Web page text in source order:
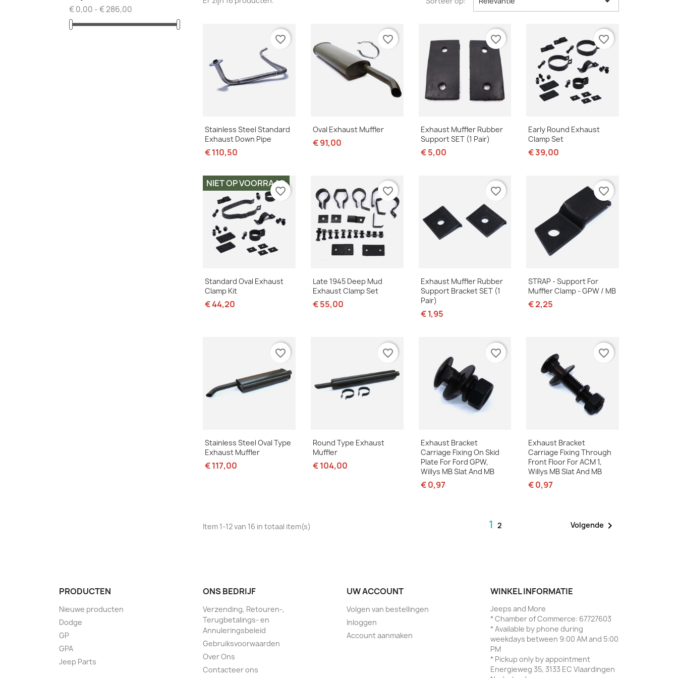
€ 0,00 - € 286,00
Snel bekijken
Stainless Steel Standard
Exhaust Down Pipe
€ 110,50
favorite_border
Snel bekijken
Oval Exhaust Muffler
€ 91,00
favorite_border
Snel bekijken
Exhaust Muffler Rubber
Support SET (1 Pair)
€ 5,00
favorite_border
Snel bekijken
Early Round Exhaust
Clamp Set
€ 39,00
favorite_border
Snel bekijken
Standard Oval Exhaust
Clamp Kit
€ 44,20
NIET OP VOORRAAD
favorite_border
Snel bekijken
Late 1945 Deep Mud
Exhaust Clamp Set
€ 55,00
favorite_border
Snel bekijken
Exhaust Muffler Rubber
Support Bracket SET (1
Pair)
€ 1,95
favorite_border
Snel bekijken
STRAP - Support For
Muffler Clamp - GPW / MB
€ 2,25
favorite_border
Snel bekijken
Stainless Steel Oval Type
Exhaust Muffler
€ 117,00
favorite_border
Snel bekijken
Round Type Exhaust
Muffler
€ 104,00
favorite_border
Snel bekijken
Exhaust Bracket
Carriage Fixing On Skid
Plate For Ford GPW,
Willys MB Slat And MB
€ 0,97
favorite_border
Snel bekijken
Exhaust Bracket
Carriage Fixing Through
Front Floor For ACM 1,
Willys MB Slat And MB
€ 0,97
favorite_border
Item 1-12 van 16 in totaal item(s) 12 Volgende 
PRODUCTEN
Nieuwe producten
Dodge
GP
GPA
Jeep Parts
ONS BEDRIJF
Verzending, Retouren-,
Terugbetalings- en
Annuleringsbeleid
Gebruiksvoorwaarden
Over Ons
Contacteer ons
UW ACCOUNT
Volgen van bestellingen
Inloggen
Account aanmaken
WINKEL INFORMATIE
Jeeps and More
* Chamber of Commerce: 67727603
* Available by phone during
weekdays between 9:00 AM and 5:00
PM
* Pickup only by appointment
Energieweg 35, 3133 EC Vlaardingen